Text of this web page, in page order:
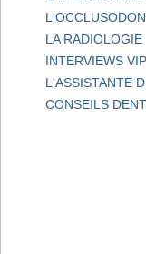
LA RADIOLOGIE
INTERVIEWS VIP
L'ASSISTANTE
CONSEILS